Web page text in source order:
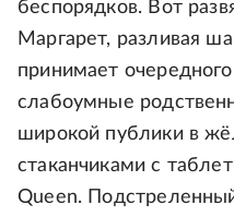
беспорядков. Вот
Маргарет, разливая
принимает
слабоумные
широкой публики в
стаканчиками с
Queen.